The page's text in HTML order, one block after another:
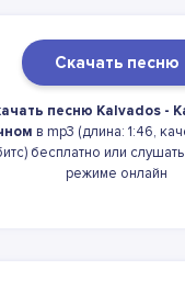
Скачать песню
песню Kalvados -
в mp3 (длина: 1:46,
бесплатно или
режиме онлайн